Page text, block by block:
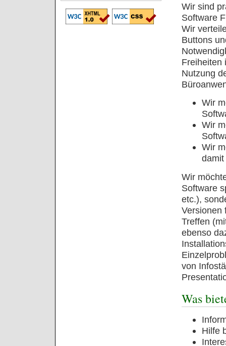
Wir sind
Software
Wir
Buttons
Freiheiten
Nutzung
Wir
Wir
Wir
Wir
Software
etc.),
Versionen
Treffen
ebenso
von
Was
Hilfe